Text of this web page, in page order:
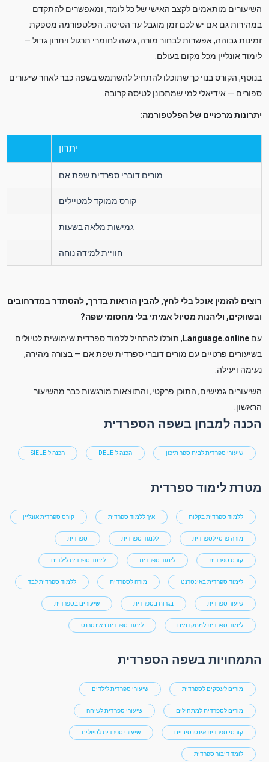
השיעורים מותאמים לקצב האישי של כל לומד, ומאפשרים להתקדם
במהירות גם אם יש לכם זמן מוגבל עד הטיסה. הפלטפורמה מספקת
זמינות גבוהה, אפשרות לבחור מורה, גישה לחומרי תרגול ויתרון גדול —
לימוד אונליין מכל מקום בעולם.
בנוסף, הקורס בנוי כך שתוכלו להתחיל להשתמש בשפה כבר לאחר שיעורים
ספורים — אידיאלי למי שמתכונן לטיסה קרובה.
יתרונות מרכזיים של הפלטפורמה:
יתרון
מורים דוברי ספרדית שפת אם
קורס ממוקד למטיילים
גמישות מלאה בשעות
חוויית למידה נוחה
רוצים להזמין אוכל בלי לחץ, להבין הוראות בדרך, להסתדר במדרחובים
ובשווקים, וליהנות מטיול אמיתי בלי מחסומי שפה?
עם Language.online , תוכלו להתחיל ללמוד ספרדית שימושית לטיולים
בשיעורים פרטיים עם מורים דוברי ספרדית שפת אם — בצורה מהירה,
נעימה ויעילה.
השיעורים גמישים, התוכן פרקטי, והתוצאות מורגשות כבר מהשיעור
הראשון.
הכנה למבחן בשפה הספרדית
שיעורי ספרדית לבית ספר תיכון הכנה ל-DELE הכנה ל-SIELE
מטרת לימוד ספרדית
ללמוד ספרדית בקלות איך ללמוד ספרדית קורס ספרדית אונליין
מורה פרטי לספרדית ללמוד ספרדית ספרדית
קורס ספרדית לימוד ספרדית לימוד ספרדית לילדים
לימוד ספרדית באינטרנט מורה לספרדית ללמוד ספרדית לבד
שיעור ספרדית בגרות בספרדית שיעורים בספרדית
לימוד ספרדית למתקדמים לימוד ספרדית באינטרנט
התמחויות בשפה הספרדית
מורים לעסקים לספרדית שיעורי ספרדית לילדים
מורים לספרדית למתחילים שיעורי ספרדית לשיחה
קורסי ספרדית אינטנסיביים שיעורי ספרדית לטיולים
לומד דיבור ספרדית